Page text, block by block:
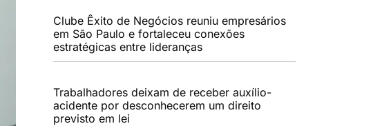
Clube Êxito de Negócios reuniu empresários
em São Paulo e fortaleceu conexões
estratégicas entre lideranças
Trabalhadores deixam de receber auxílio-
acidente por desconhecerem um direito
previsto em lei